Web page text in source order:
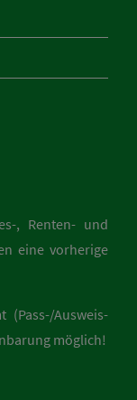
, Renten- und
eine vorherige
(Pass-/Ausweis-
möglich!